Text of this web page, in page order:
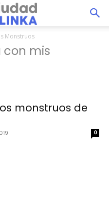
Monstruos
con mis
monstruos de
0